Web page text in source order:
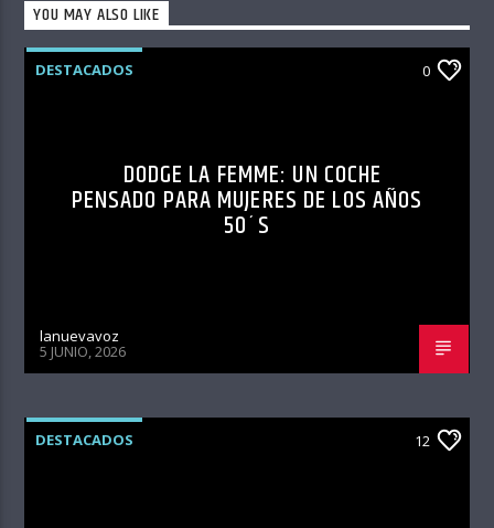
YOU MAY ALSO LIKE
DESTACADOS 0
DODGE LA FEMME: UN COCHE
PENSADO PARA MUJERES DE LOS AÑOS
50´S
lanuevavoz
5 JUNIO, 2026
DESTACADOS 12